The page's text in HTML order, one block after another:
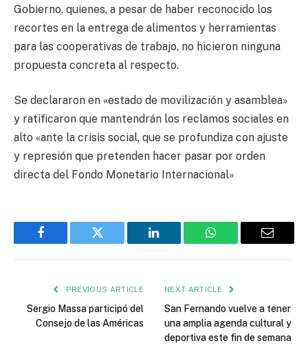
Gobierno, quienes, a pesar de haber reconocido los
recortes en la entrega de alimentos y herramientas
para las cooperativas de trabajo, no hicieron ninguna
propuesta concreta al respecto.
Se declararon en «estado de movilización y asamblea»
y ratificaron que mantendrán los reclamos sociales en
alto «ante la crisis social, que se profundiza con ajuste
y represión que pretenden hacer pasar por orden
directa del Fondo Monetario Internacional»
Facebook Twitter LinkedIn WhatsApp Email
PREVIOUS ARTICLE
Sergio Massa participó del
Consejo de las Américas
NEXT ARTICLE
San Fernando vuelve a tener
una amplia agenda cultural y
deportiva este fin de semana